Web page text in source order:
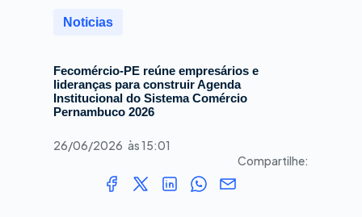
Noticias
Fecomércio-PE reúne empresários e
lideranças para construir Agenda
Institucional do Sistema Comércio
Pernambuco 2026
26/06/2026 às15:01
Compartilhe: